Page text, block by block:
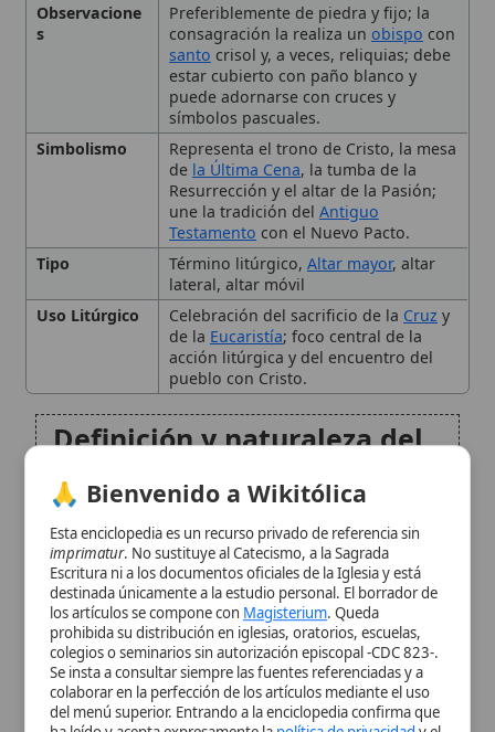
Simbolismo
Representa el trono de Cristo, la mesa
dela Última Cena , la tumba de la
Resurrección y el altar de la Pasión;
une la tradición delAntiguo
Testamentocon el Nuevo Pacto.
Término litúrgico,Altar mayor
lateral, altar móvil
Celebración del sacrificio de laCruzy
de laEucaristía; foco central de la
acción litúrgica y del encuentro del
pueblo con Cristo.
Definición y naturaleza del
altar
Historia y desarrollo
histórico
Simbolismo teológico
Normas litúrgicas y
canónicas
El altar en la liturgia actual
Variantes y tipos de altares
Conclusión
🙏 Bienvenido a Wikitólica
Esta enciclopedia es un recurso privado de referencia sin
. No sustituye al Catecismo, a la Sagrada
destinada únicamente a la estudio personal. El borrador de
los artículos se compone con Magisterium. Queda
Se insta a consultar siempre las fuentes referenciadas y a
colaborar en la perfección de los artículos mediante el uso
del menú superior. Entrando a la enciclopedia confirma que
ha leído y acepta expresamente lapolítica de privacidady el
aviso legal
Aceptar y Entrar